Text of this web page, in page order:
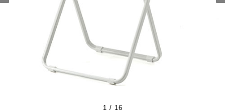
1 / 16